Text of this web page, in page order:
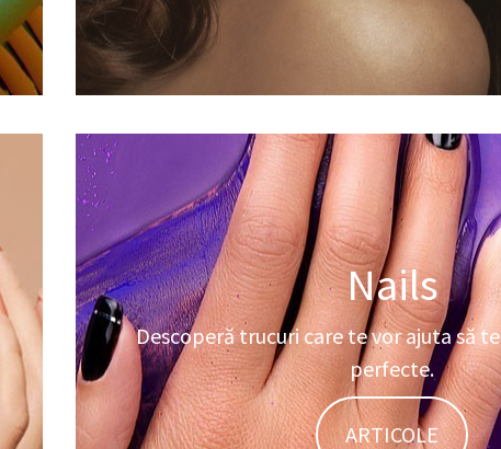
Nails
Descoperă trucuri care te vor ajuta să
perfecte.
ARTICOLE